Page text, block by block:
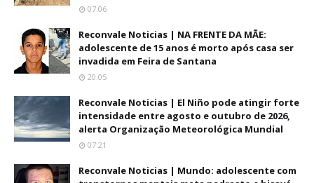
07:06
Reconvale Noticias | NA FRENTE DA MÃE:
adolescente de 15 anos é morto após casa ser
invadida em Feira de Santana
20:05
Reconvale Noticias | El Niño pode atingir forte
intensidade entre agosto e outubro de 2026,
alerta Organização Meteorológica Mundial
07:21
Reconvale Noticias | Mundo: adolescente com